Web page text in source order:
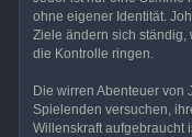
ohne eigener Identität.
Ziele ändern sich ständig,
die Kontrolle ringen.
Die wirren Abenteuer von
Spielenden versuchen,
Willenskraft aufgebraucht